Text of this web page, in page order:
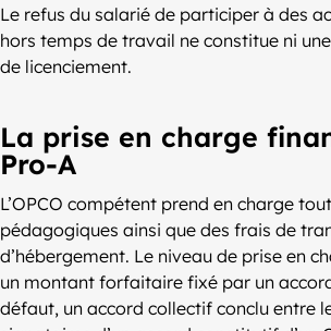
Le refus du salarié de participer à des
hors temps de travail ne constitue ni
de licenciement.
La prise en charge
Pro-A
L’OPCO compétent prend en charge
pédagogiques ainsi que des frais de
d’hébergement. Le niveau de prise en
un montant forfaitaire fixé par un
défaut, un accord collectif conclu entre